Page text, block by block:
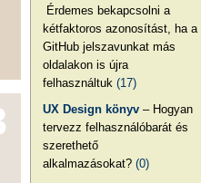
Érdemes bekapcsolni a
kétfaktoros azonosítást, ha a
GitHub jelszavunkat más
oldalakon is újra
felhasználtuk(17)
UX Design könyv – Hogyan
tervezz felhasználóbarát és
szerethető
alkalmazásokat?(0)